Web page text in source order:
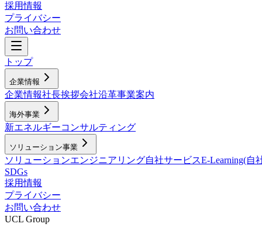
採用情報
プライバシー
お問い合わせ
トップ
企業情報
企業情報社長挨拶会社沿革事業案内
海外事業
新エネルギーコンサルティング
ソリューション事業
ソリューションエンジニアリング自社サービスE-Learning(自
SDGs
採用情報
プライバシー
お問い合わせ
UCL Group